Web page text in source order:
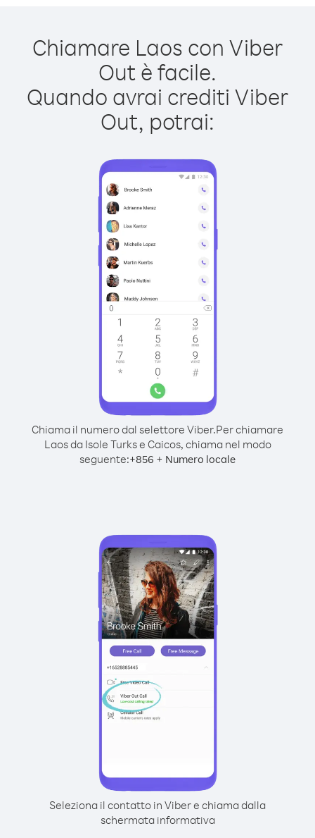
Chiamare Laos con Viber
Out è facile.
Quando avrai crediti Viber
Out, potrai:
Chiama il numero dal selettore Viber.Per chiamare
Laos da Isole Turks e Caicos, chiama nel modo
seguente:+856 + Numero locale
Seleziona il contatto in Viber e chiama dalla
schermata informativa